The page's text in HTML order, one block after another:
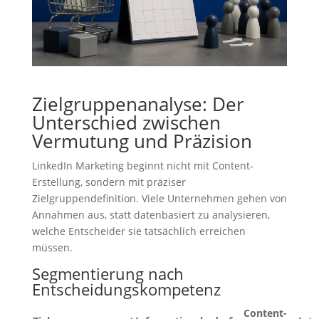
Zielgruppenanalyse: Der
Unterschied zwischen
Vermutung und Präzision
LinkedIn Marketing beginnt nicht mit Content-
Erstellung, sondern mit präziser
Zielgruppendefinition. Viele Unternehmen gehen von
Annahmen aus, statt datenbasiert zu analysieren,
welche Entscheider sie tatsächlich erreichen
müssen.
Segmentierung nach
Entscheidungskompetenz
Content-